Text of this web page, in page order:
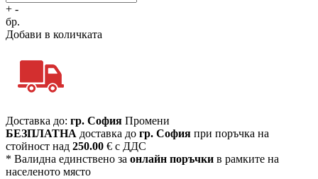
+ -
бр.
Добави в количката
Доставка до: гр. София Промени
БЕЗПЛАТНА доставка до гр. София при поръчка на
стойност над 250.00 € с ДДС
* Валидна единствено за онлайн поръчки в рамките на
населеното място